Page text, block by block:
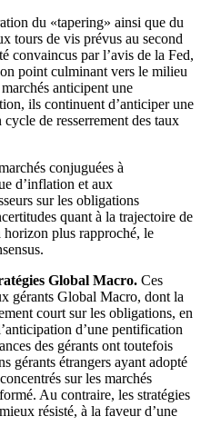
du «tapering» ainsi que du
tours de vis prévus au second
convaincus par l’avis de la Fed,
point culminant vers le milieu
anticipent une
ils continuent d’anticiper une
de resserrement des taux
conjuguées à
d’inflation et aux
sur les obligations
quant à la trajectoire de
horizon plus rapproché, le
Global Macro. Ces
gérants Global Macro, dont la
court sur les obligations, en
d’une pentification
des gérants ont toutefois
gérants étrangers ayant adopté
sur les marchés
Au contraire, les stratégies
résisté, à la faveur d’une